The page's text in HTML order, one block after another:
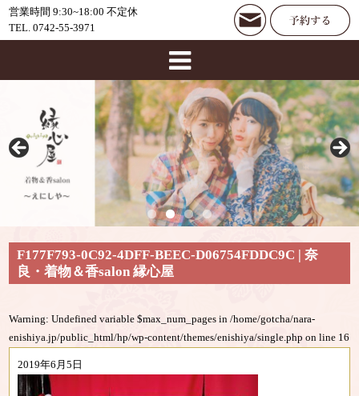
営業時間 9:30~18:00 不定休
TEL. 0742-55-3971
F177F793-0C92-4DFF-BEEC-D06754FDDC9C | 奈
良・着物＆香salon 縁心屋
Warning: Undefined variable $max_num_pages in/home/gotcha/nara-
enishiya.jp/public_html/hp/wp-content/themes/enishiya/single.php on line 16
2019年6月5日